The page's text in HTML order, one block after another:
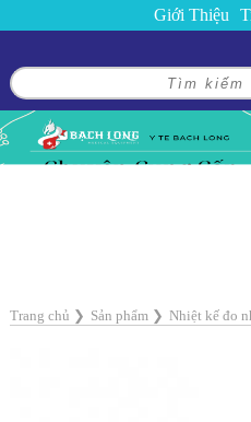
Giới Thiệu
Trang chủ ❯ Sản phẩm❯ Nhiệt kế đo